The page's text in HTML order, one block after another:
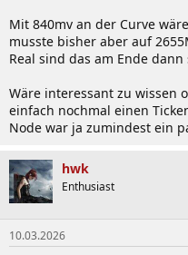
Mit 840mv an der Curve
musste bisher aber auf
Real sind das am Ende dann
Wäre interessant zu wissen
einfach nochmal einen
Node war ja zumindest ein
hwk
Enthusiast
10.03.2026